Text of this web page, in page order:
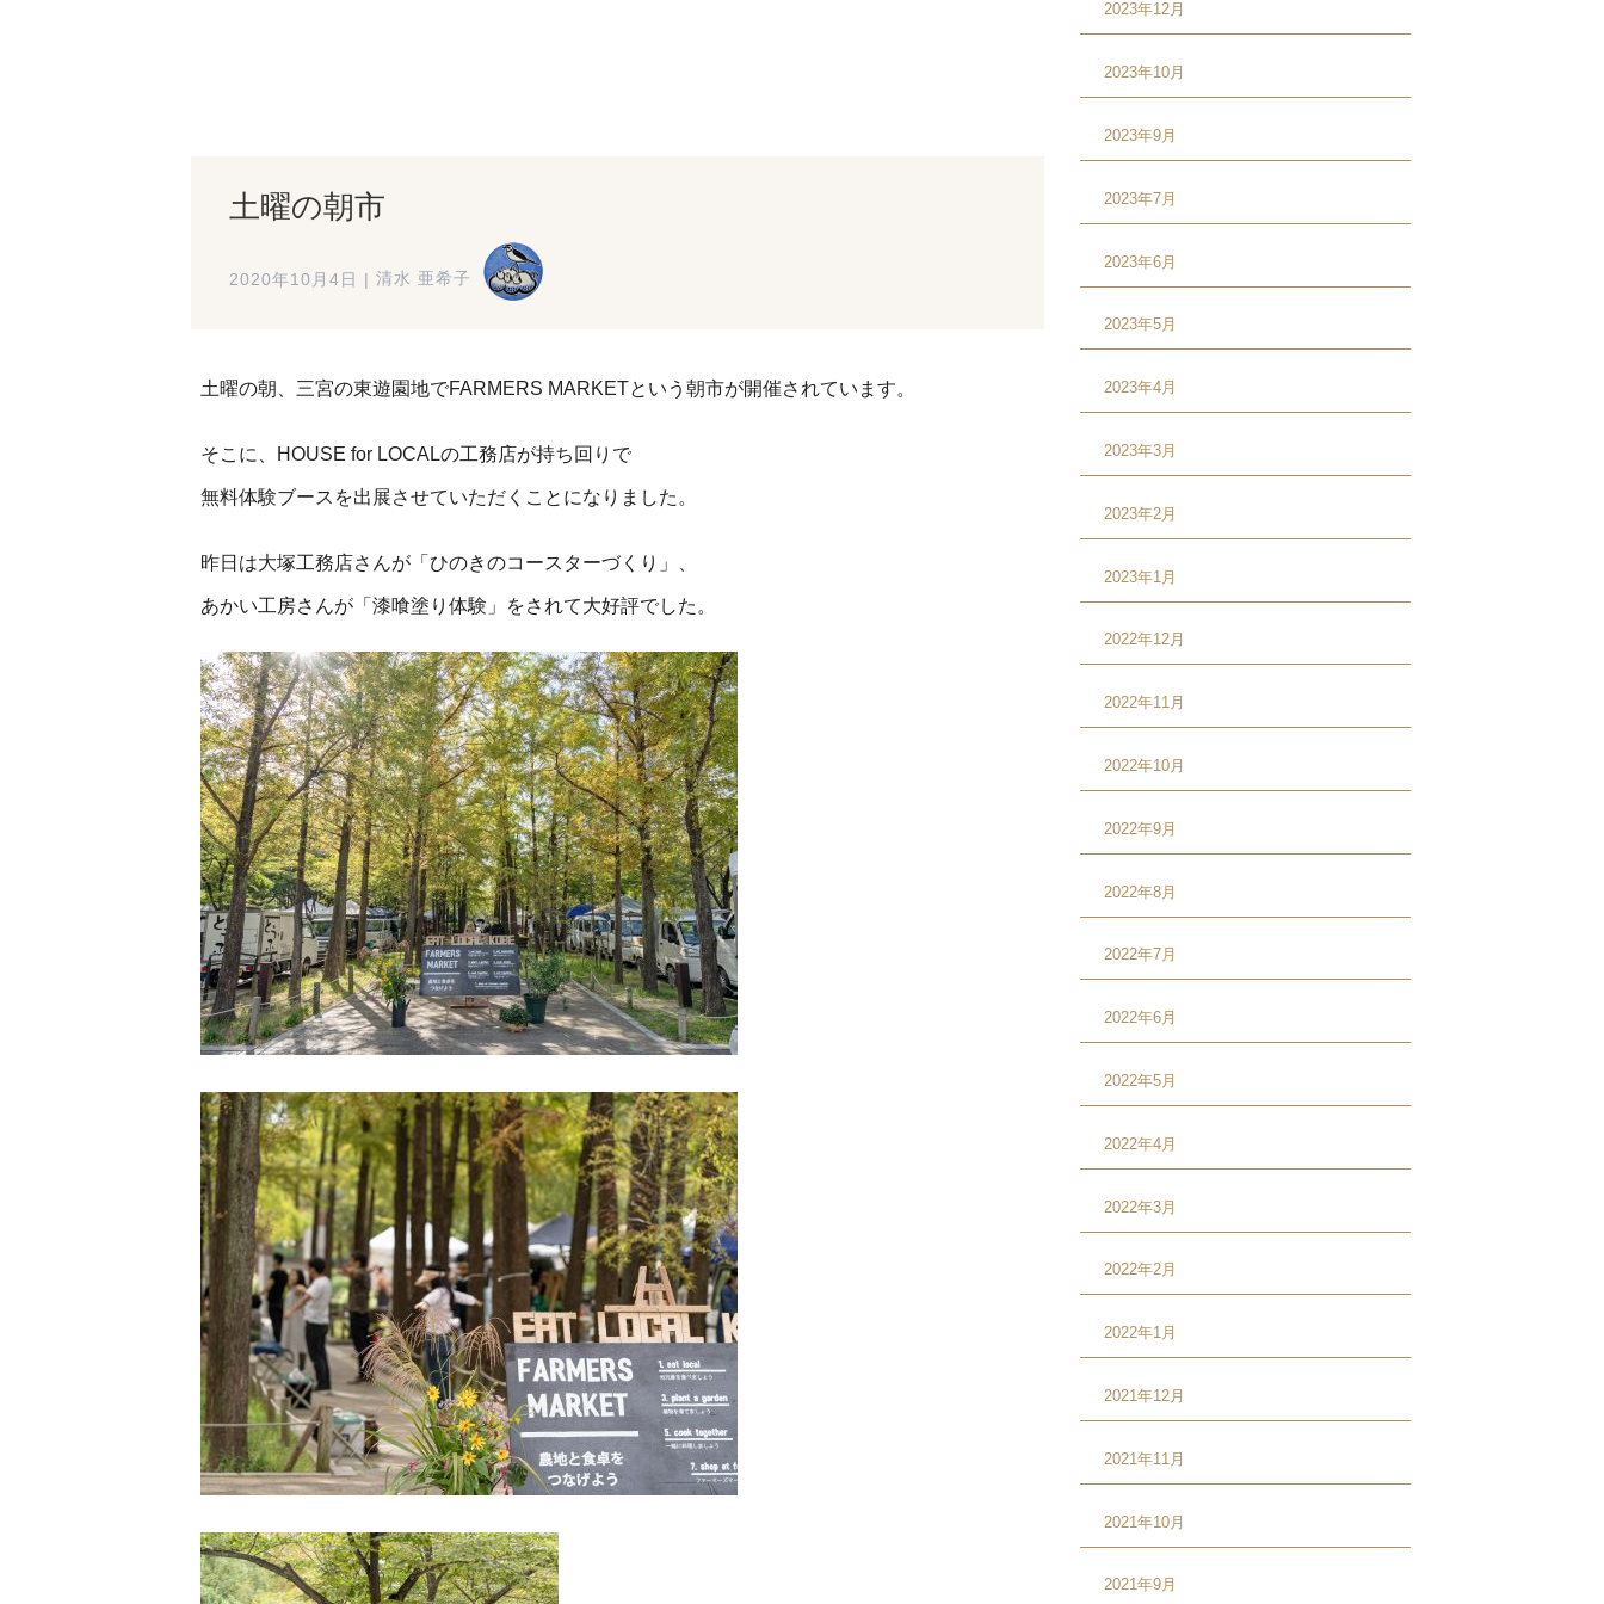
土曜の朝市
2020年10月4日 | 清水 亜希子
土曜の朝、三宮の東遊園地でFARMERS MARKETという朝市が開催されています。
そこに、HOUSE for LOCALの工務店が持ち回りで
無料体験ブースを出展させていただくことになりました。
昨日は大塚工務店さんが「ひのきのコースターづくり」、
あかい工房さんが「漆喰塗り体験」をされて大好評でした。
2023年12月
2023年10月
2023年9月
2023年7月
2023年6月
2023年5月
2023年4月
2023年3月
2023年2月
2023年1月
2022年12月
2022年11月
2022年10月
2022年9月
2022年8月
2022年7月
2022年6月
2022年5月
2022年4月
2022年3月
2022年2月
2022年1月
2021年12月
2021年11月
2021年10月
2021年9月